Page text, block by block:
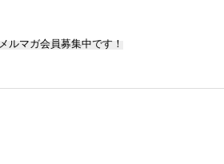
メルマガ会員募集中です！